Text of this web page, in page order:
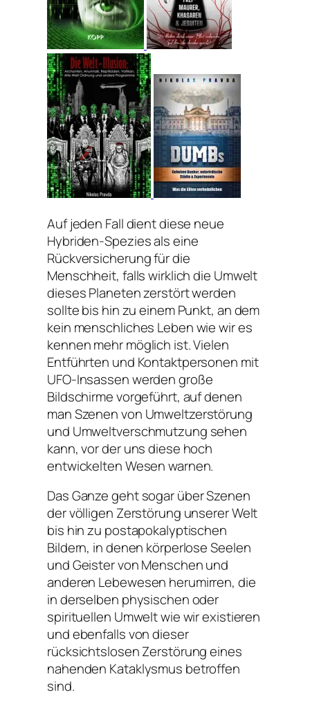
Auf jeden Fall dient diese neue
Hybriden-Spezies als eine
Rückversicherung für die
Menschheit, falls wirklich die Umwelt
dieses Planeten zerstört werden
sollte bis hin zu einem Punkt, an dem
kein menschliches Leben wie wir es
kennen mehr möglich ist. Vielen
Entführten und Kontaktpersonen mit
UFO-Insassen werden große
Bildschirme vorgeführt, auf denen
man Szenen von Umweltzerstörung
und Umweltverschmutzung sehen
kann, vor der uns diese hoch
entwickelten Wesen warnen.
Das Ganze geht sogar über Szenen
der völligen Zerstörung unserer Welt
bis hin zu postapokalyptischen
Bildern, in denen körperlose Seelen
und Geister von Menschen und
anderen Lebewesen herumirren, die
in derselben physischen oder
spirituellen Umwelt wie wir existieren
und ebenfalls von dieser
rücksichtslosen Zerstörung eines
nahenden Kataklysmus betroffen
sind.